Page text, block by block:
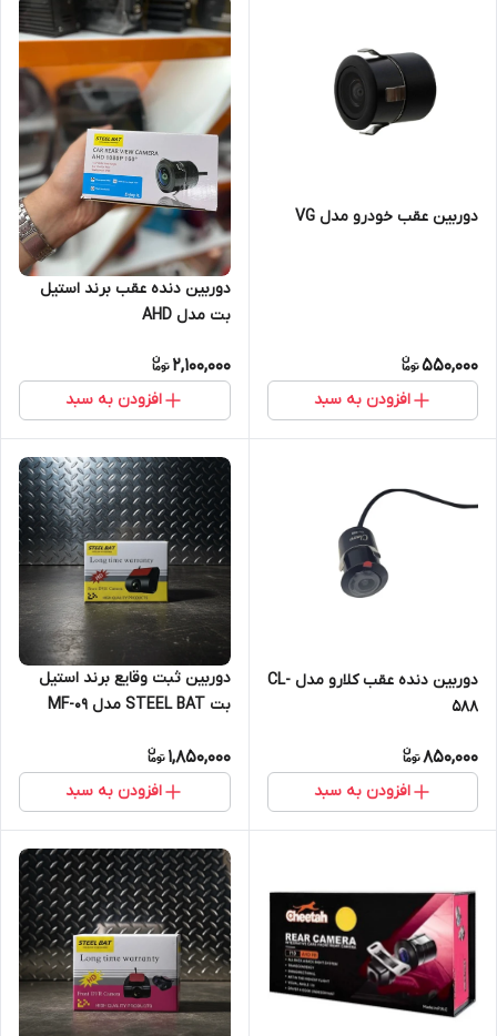
دوربین عقب خودرو مدل VG
550,000
افزودن به سبد
دوربین دنده عقب برند استیل
بت مدل AHD
2,100,000
افزودن به سبد
دوربین دنده عقب کلارو مدل CL-
588
850,000
افزودن به سبد
دوربین ثبت وقایع برند استیل
بت STEEL BAT مدل MF-۰۹
1,850,000
افزودن به سبد